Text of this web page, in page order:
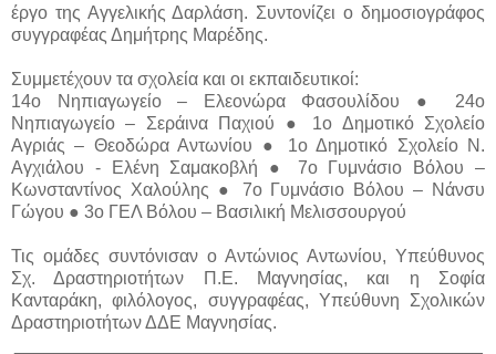
έργο της Αγγελικής Δαρλάση. Συντονίζει ο δημοσιογράφος
συγγραφέας Δημήτρης Μαρέδης.
Συμμετέχουν τα σχολεία και οι εκπαιδευτικοί:
14ο Νηπιαγωγείο – Ελεονώρα Φασουλίδου ● 24ο
Νηπιαγωγείο – Σεράινα Παχιού ● 1ο Δημοτικό Σχολείο
Αγριάς – Θεοδώρα Αντωνίου ● 1ο Δημοτικό Σχολείο Ν.
Αγχιάλου - Ελένη Σαμακοβλή ● 7ο Γυμνάσιο Βόλου –
Κωνσταντίνος Χαλούλης ● 7ο Γυμνάσιο Βόλου – Νάνσυ
Γώγου ● 3ο ΓΕΛ Βόλου – Βασιλική Μελισσουργού
Τις ομάδες συντόνισαν ο Αντώνιος Αντωνίου, Υπεύθυνος
Σχ. Δραστηριοτήτων Π.Ε. Μαγνησίας, και η Σοφία
Κανταράκη, φιλόλογος, συγγραφέας, Υπεύθυνη Σχολικών
Δραστηριοτήτων ΔΔΕ Μαγνησίας.